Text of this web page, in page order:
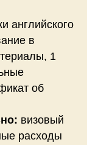
английского
в
1
об
визовый
расходы